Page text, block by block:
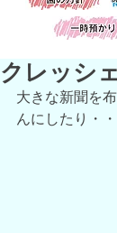
クレッシ
大きな新聞を
んにしたり・・